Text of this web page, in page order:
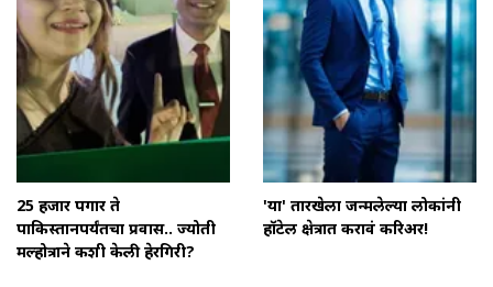
25 हजार पगार ते
पाकिस्तानपर्यंतचा प्रवास.. ज्योती
मल्होत्राने कशी केली हेरगिरी?
'या' तारखेला जन्मलेल्या लोकांनी
हॉटेल क्षेत्रात करावं करिअर!